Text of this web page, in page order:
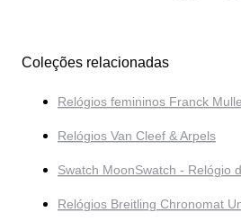
Coleções relacionadas
Relógios femininos Franck
Relógios Van Cleef & Arpels
Swatch MoonSwatch - Relógio
Relógios Breitling Chronomat